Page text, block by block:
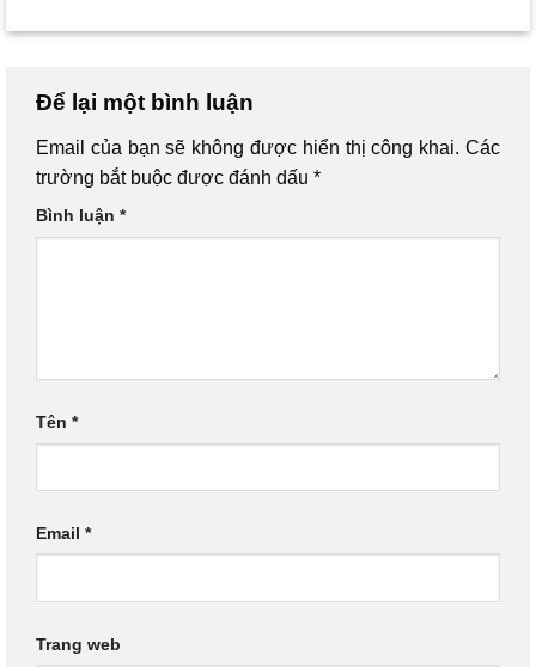
Để lại một bình luận
Email của bạn sẽ không được hiển thị công khai. Các
trường bắt buộc được đánh dấu *
Bình luận *
Tên *
Email *
Trang web